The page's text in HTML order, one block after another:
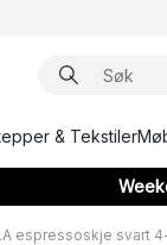
& Tekstiler
espressoskje svart